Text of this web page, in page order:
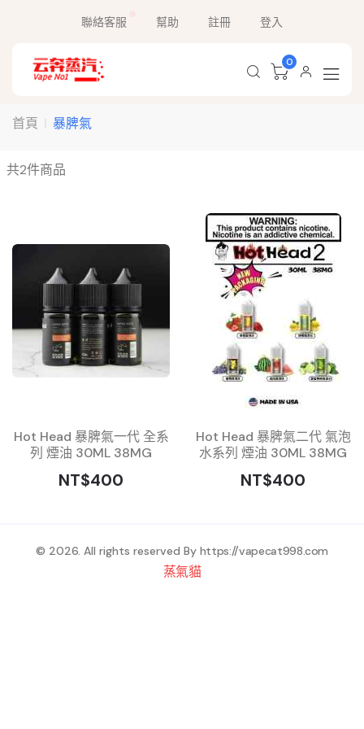
聯絡客服 幫助 註冊 登入
0
首頁 暴脾氣
共2件商品
Hot Head 暴脾氣一代 全系
列 煙油 30ML 38MG
NT$400
Hot Head 暴脾氣二代 氣泡
水系列 煙油 30ML 38MG
NT$400
© 2026. All rights reserved By https://vapecat998.com
蒸氣貓